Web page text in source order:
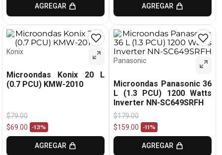
AGREGAR AGREGAR
Konix
Microondas Konix 20 L
(0.7 PCU) KMW-2010
$79.00
$69 00 -13%
AGREGAR
Panasonic
Microondas Panasonic 36
L (1.3 PCU) 1200 Watts
Inverter NN-SC649SRFH
$179.00
$159 00 -11%
AGREGAR